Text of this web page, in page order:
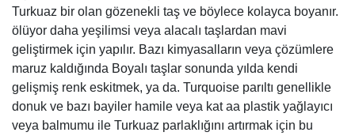
Turkuaz bir olan gözenekli taş ve böylece kolayca boyanır.
ölüyor daha yeşilimsi veya alacalı taşlardan mavi
geliştirmek için yapılır. Bazı kimyasalların veya çözümlere
maruz kaldığında Boyalı taşlar sonunda yılda kendi
gelişmiş renk eskitmek, ya da. Turquoise parıltı genellikle
donuk ve bazı bayiler hamile veya kat aa plastik yağlayıcı
veya balmumu ile Turkuaz parlaklığını artırmak için bu